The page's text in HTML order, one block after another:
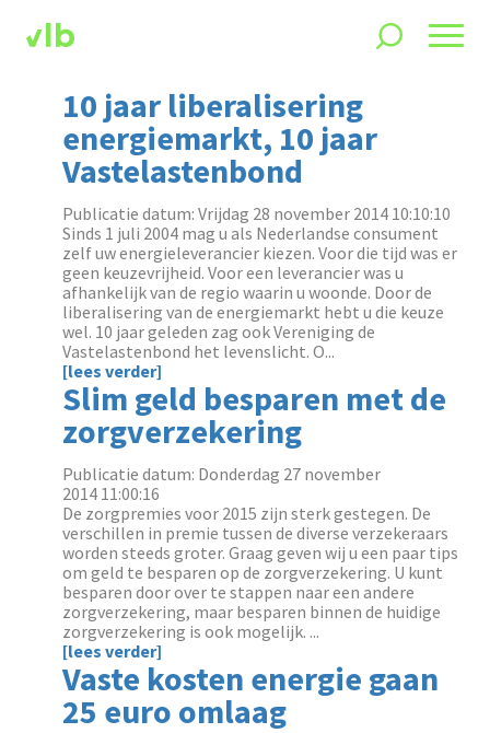
10 jaar liberalisering
energiemarkt, 10 jaar
Vastelastenbond
Publicatie datum: Vrijdag 28 november 2014 10:10:10
Sinds 1 juli 2004 mag u als Nederlandse consument
zelf uw energieleverancier kiezen. Voor die tijd was er
geen keuzevrijheid. Voor een leverancier was u
afhankelijk van de regio waarin u woonde. Door de
liberalisering van de energiemarkt hebt u die keuze
wel. 10 jaar geleden zag ook Vereniging de
Vastelastenbond het levenslicht. O...
[lees verder]
Slim geld besparen met de
zorgverzekering
Publicatie datum: Donderdag 27 november
2014 11:00:16
De zorgpremies voor 2015 zijn sterk gestegen. De
verschillen in premie tussen de diverse verzekeraars
worden steeds groter. Graag geven wij u een paar tips
om geld te besparen op de zorgverzekering. U kunt
besparen door over te stappen naar een andere
zorgverzekering, maar besparen binnen de huidige
zorgverzekering is ook mogelijk. ...
[lees verder]
Vaste kosten energie gaan
25 euro omlaag